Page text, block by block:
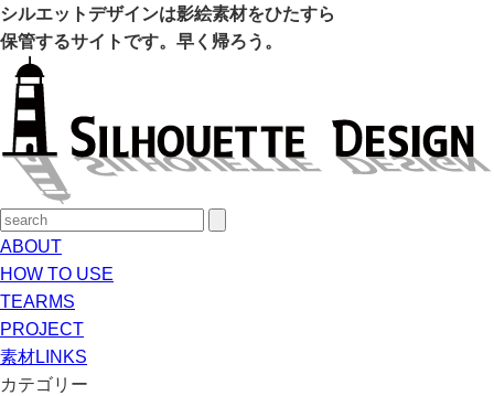
シルエットデザインは影絵素材をひたすら
保管するサイトです。早く帰ろう。
ABOUT
HOW TO USE
TEARMS
PROJECT
素材LINKS
カテゴリー